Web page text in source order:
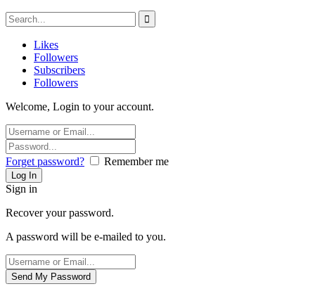
Likes
Followers
Subscribers
Followers
Welcome, Login to your account.
Forget password? Remember me
Sign in
Recover your password.
A password will be e-mailed to you.